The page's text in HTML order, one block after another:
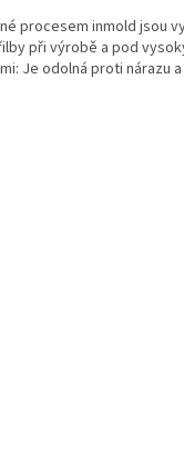
procesem inmold jsou
při výrobě a pod
Je odolná proti nárazu